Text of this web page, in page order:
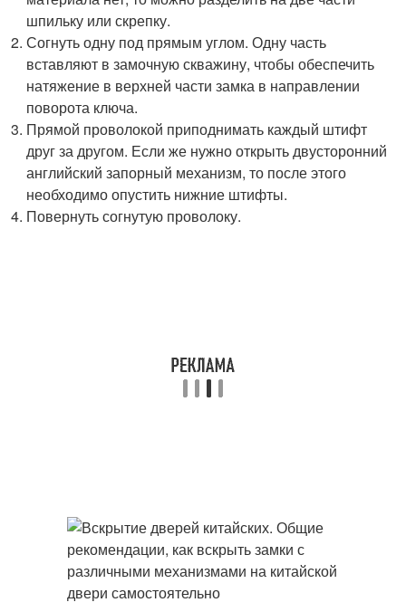
шпильку или скрепку.
Согнуть одну под прямым углом. Одну часть
вставляют в замочную скважину, чтобы обеспечить
натяжение в верхней части замка в направлении
поворота ключа.
Прямой проволокой приподнимать каждый штифт
друг за другом. Если же нужно открыть двусторонний
английский запорный механизм, то после этого
необходимо опустить нижние штифты.
Повернуть согнутую проволоку.